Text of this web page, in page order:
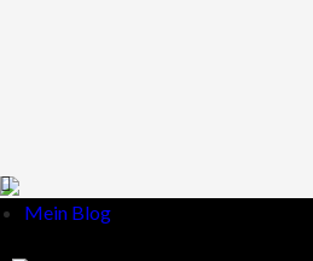
Mein Blog